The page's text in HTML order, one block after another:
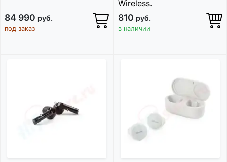
84 990 руб.
под заказ
Wireless.
810 руб.
в наличии